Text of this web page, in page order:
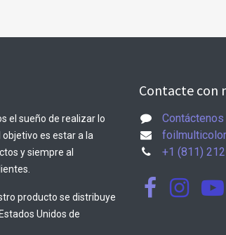
el sueño de realizar lo
es estar a la
y siempre al
producto se distribuye
Unidos de
Contacte con
Contáctenos
+1 (811)